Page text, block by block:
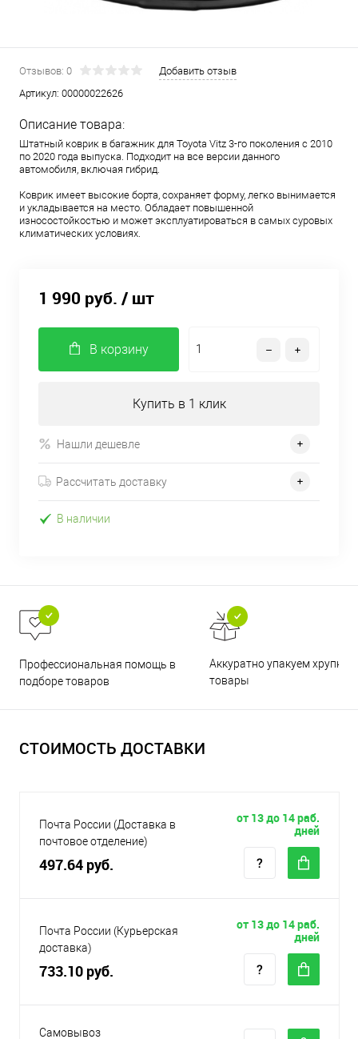
Отзывов: 0
Добавить отзыв
Артикул: 00000022626
Описание товара:
Штатный коврик в багажник для Toyota Vitz 3-го поколения с 2010
по 2020 года выпуска. Подходит на все версии данного
автомобиля, включая гибрид.
Коврик имеет высокие борта, сохраняет форму, легко вынимается
и укладывается на место. Обладает повышенной
износостойкостью и может эксплуатироваться в самых суровых
климатических условиях.
1 990 руб. / шт
В корзину
Купить в 1 клик
Нашли дешевле
Рассчитать доставку
В наличии
Профессиональная помощь в
подборе товаров
Аккуратно упакуем хрупкие
товары
СТОИМОСТЬ ДОСТАВКИ
Почта России (Доставка в
почтовое отделение)
497.64 руб.
от 13 до 14 раб.
дней
Почта России (Курьерская
доставка)
733.10 руб.
от 13 до 14 раб.
дней
Самовывоз